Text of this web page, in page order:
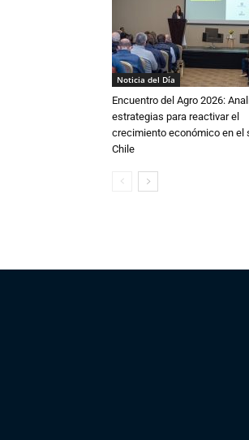
Noticia del Día
Encuentro del Agro 2026:
estrategias para reactivar el
crecimiento económico en el
Chile